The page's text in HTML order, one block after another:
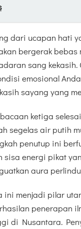
dari ucapan hati
bergerak
sang kekasih.
emosional
sayang yang
ketiga
segelas air putih
penutup ini
sisa energi pikat
aura
ini menjadi pilar
penerapan
di Nusantara.